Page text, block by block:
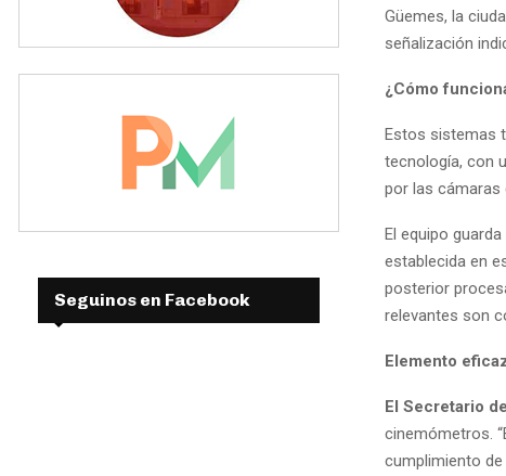
Güemes, la
señalización
¿Cómo
Estos sistemas
tecnología, con
por las cámaras
El equipo
establecida en
posterior
relevantes son
Elemento
El Secretario
cinemómetros.
cumplimiento
Seguinos en Facebook